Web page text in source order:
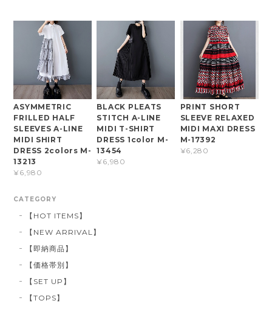
ASYMMETRIC
FRILLED HALF
SLEEVES A-LINE
MIDI SHIRT
DRESS 2colors M-
13213
¥6,980
BLACK PLEATS
STITCH A-LINE
MIDI T-SHIRT
DRESS 1color M-
13454
¥6,980
PRINT SHORT
SLEEVE RELAXED
MIDI MAXI DRESS
M-17392
¥6,280
CATEGORY
【HOT ITEMS】
【NEW ARRIVAL】
【即納商品】
【価格帯別】
【SET UP】
【TOPS】